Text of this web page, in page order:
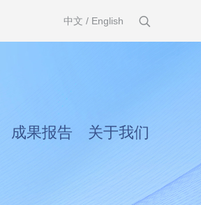
中文 / English
成果报告 关于我们